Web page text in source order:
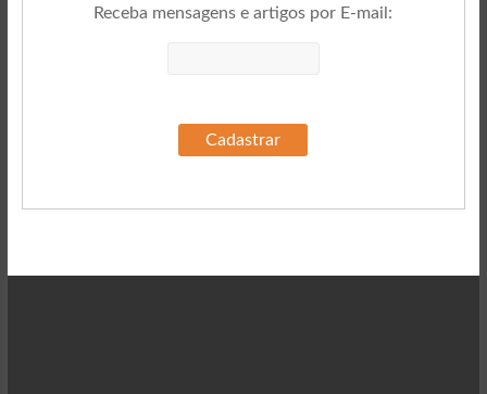
Receba mensagens e artigos por E-mail :